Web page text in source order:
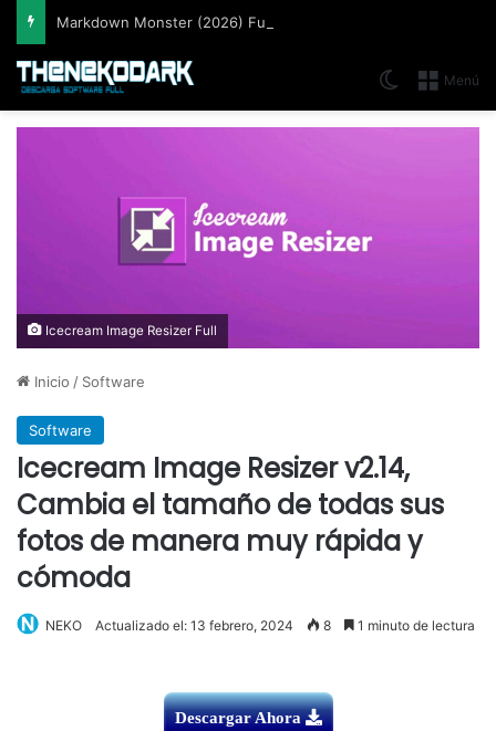
Markdown Monster (2026) Full Español [Mega]
Menú
Switch skin
Icecream Image Resizer Full
Inicio / Software
Software
Icecream Image Resizer v2.14,
Cambia el tamaño de todas sus
fotos de manera muy rápida y
cómoda
NEKO Actualizado el: 13 febrero, 2024 8 1 minuto de lectura
Descargar Ahora